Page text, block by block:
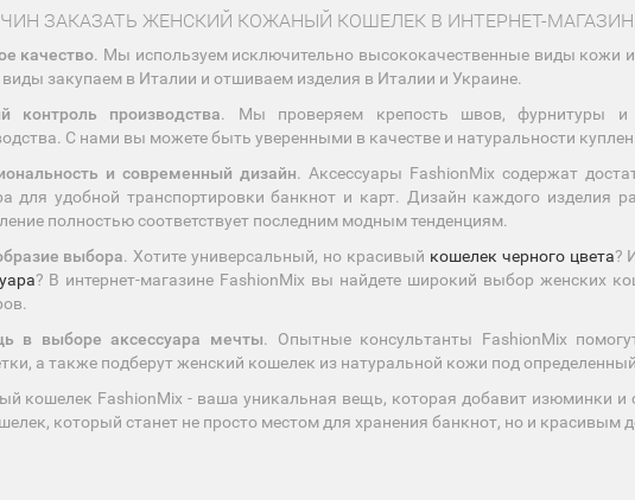
ЗАКАЗАТЬ ЖЕНСКИЙ КОЖАНЫЙ КОШЕЛЕК В ИНТЕРНЕТ-МАГАЗИНЕ
качество. Мы используем исключительно высококачественные виды кожи
виды закупаем в Италии и отшиваем изделия в Италии и Украине.
контроль производства. Мы проверяем крепость швов, фурнитуры и
С нами вы можете быть уверенными в качестве и натуральности
и современный дизайн. Аксессуары FashionMix содержат
для удобной транспортировки банкнот и карт. Дизайн каждого изделия
полностью соответствует последним модным тенденциям.
выбора. Хотите универсальный, но красивый кошелек черного цвета?
? В интернет-магазине FashionMix вы найдете широкий выбор женских
в выборе аксессуара мечты. Опытные консультанты FashionMix
а также подберут женский кошелек из натуральной кожи под
кошелек FashionMix - ваша уникальная вещь, которая добавит изюминки и
который станет не просто местом для хранения банкнот, но и красивым